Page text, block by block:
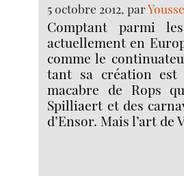
5 octobre 2012, par
Comptant parmi
actuellement en
comme le
tant sa création est
macabre de Rops
Spilliaert et des
d’Ensor. Mais l’art